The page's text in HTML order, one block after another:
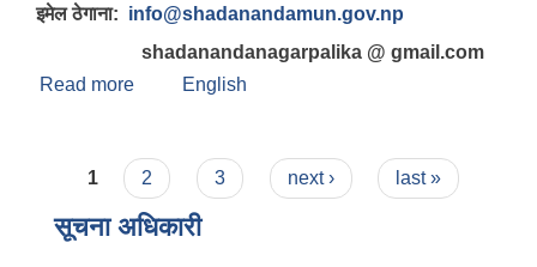
इमेल ठेगाना: info@shadanandamun.gov.np
shadanandanagarpalika @ gmail.com
Read more about षडानन्द नगरपालिका बारे केही जानकारी
English
Pages
1 2 3 next › last »
सूचना अधिकारी